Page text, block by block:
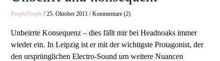
PeoplePeople / 25. Oktober 2011 / Kommentare (2)
Unbeirrte Konsequenz – dies fällt mir bei Headnoaks immer
wieder ein. In Leipzig ist er mit der wichtigste Protagonist, der
den ursprünglichen Electro-Sound um weitere Nuancen